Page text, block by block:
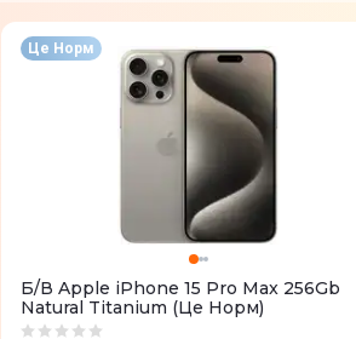
Б/В Apple iPhone 15 Pro Max 256Gb
Natural Titanium (Це Норм)
Це Норм